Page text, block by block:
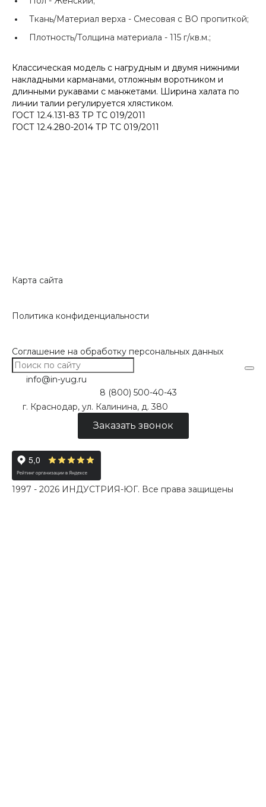
Ткань/Материал верха - Смесовая с ВО пропиткой;
Плотность/Толщина материала - 115 г/кв.м.;
Классическая модель с нагрудным и двумя нижними
накладными карманами, отложным воротником и
длинными рукавами с манжетами. Ширина халата по
линии талии регулируется хлястиком.
ГОСТ 12.4.131-83 ТР ТС 019/2011
ГОСТ 12.4.280-2014 ТР ТС 019/2011
Карта сайта
Политика конфиденциальности
Соглашение на обработку персональных данных
info@in-yug.ru
8 (800) 500-40-43
г. Краснодар, ул. Калинина, д. 380
Заказать звонок
1997 - 2026 ИНДУСТРИЯ-ЮГ. Все права защищены